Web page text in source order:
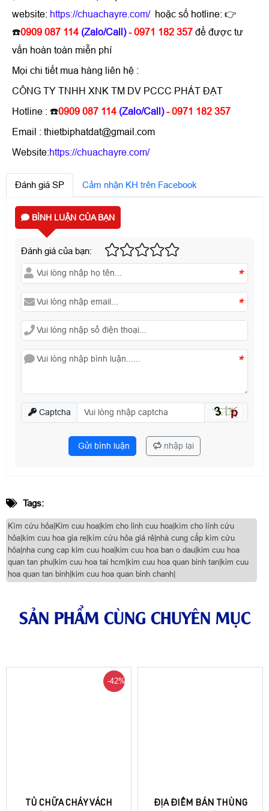
website: https://chuachayre.com/ hoặc số hotline: 👉
☎️0909 087 114 (Zalo/Call) - 0971 182 357 để được tư
vấn hoàn toàn miễn phí
Mọi chi tiết mua hàng liên hệ :
CÔNG TY TNHH XNK TM DV PCCC PHÁT ĐẠT
Hotline : ☎️0909 087 114 (Zalo/Call) - 0971 182 357
Email : thietbiphatdat@gmail.com
Website:https://chuachayre.com/
Đánh giá SP Cảm nhận KH trên Facebook
BÌNH LUẬN CỦA BẠN
Đánh giá của bạn:
*
*
*
Captcha
Gửi bình luận nhập lại
Tags:
Kìm cứu hỏa|Kim cuu hoa|kim cho linh cuu hoa|kìm cho lính cứu
hỏa|kim cuu hoa gia re|kìm cứu hỏa giá rẻ|nhà cung cấp kìm cứu
hỏa|nha cung cap kim cuu hoa|kim cuu hoa ban o dau|kim cuu hoa
quan tan phu|kim cuu hoa tai hcm|kim cuu hoa quan binh tan|kim cuu
hoa quan tan binh|kim cuu hoa quan binh chanh|
SẢN PHẨM CÙNG CHUYÊN MỤC
-42%
TỦ CHỮA CHÁY VÁCH
ĐỊA ĐIỂM BÁN THÙNG